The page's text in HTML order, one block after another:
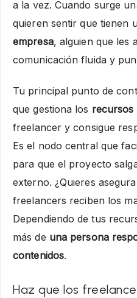
a la vez. Cuando surge
quieren sentir que tienen
empresa, alguien que les
comunicación fluida y
Tu principal punto de
que gestiona los recursos
freelancer y consigue
Es el nodo central que
para que el proyecto
externo. ¿Quieres
freelancers reciben los
Dependiendo de tus
más de una persona
contenidos.
Haz que los